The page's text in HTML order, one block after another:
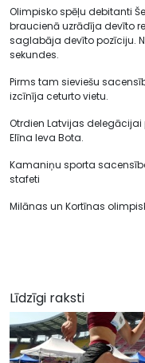
Olimpisko spēļu debitanti
braucienā uzrādīja devīto
saglabāja devīto pozīciju.
sekundes.
Pirms tam sieviešu
izcīnīja ceturto vietu.
Otrdien Latvijas
Elīna Ieva Bota.
Kamaniņu sporta
stafeti
Milānas un Kortīnas
Līdzīgi raksti